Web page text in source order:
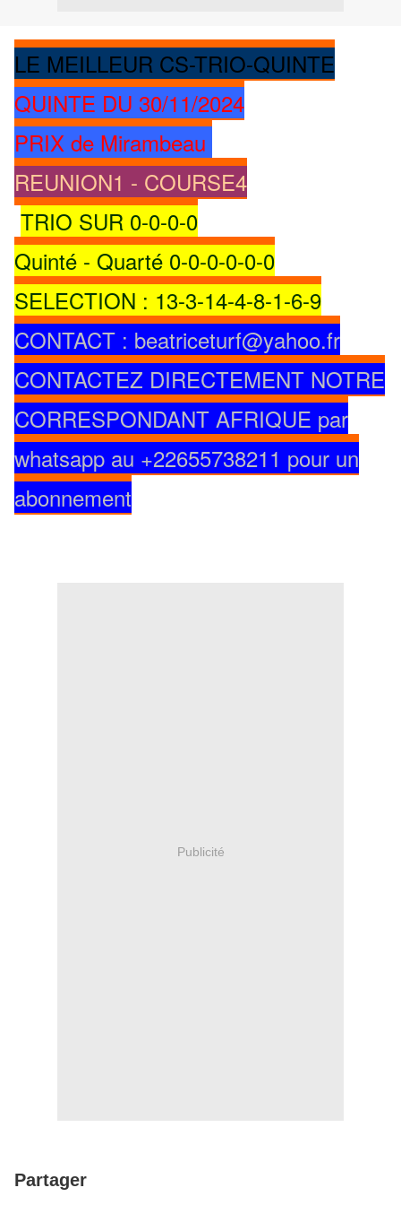
LE MEILLEUR CS-TRIO-QUINTE
QUINTE DU 30/11/2024
PRIX de Mirambeau
REUNION1 - COURSE4
TRIO SUR 0-0-0-0
Quinté - Quarté 0-0-0-0-0-0
SELECTION : 13-3-14-4-8-1-6-9
CONTACT : beatriceturf@yahoo.fr
CONTACTEZ DIRECTEMENT NOTRE
CORRESPONDANT AFRIQUE par
whatsapp au +22655738211 pour un
abonnement
Publicité
Partager